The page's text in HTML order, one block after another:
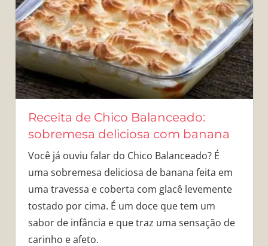
Receita de Chico Balanceado:
sobremesa deliciosa com banana
Você já ouviu falar do Chico Balanceado? É
uma sobremesa deliciosa de banana feita em
uma travessa e coberta com glacê levemente
tostado por cima. É um doce que tem um
sabor de infância e que traz uma sensação de
carinho e afeto.